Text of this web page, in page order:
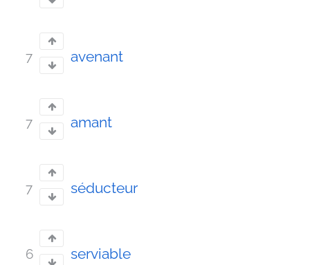
7 avenant
7 amant
7 séducteur
6 serviable